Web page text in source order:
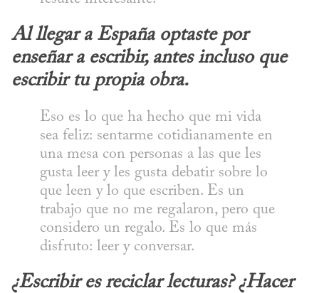
Al llegar a España optaste por
enseñar a escribir, antes incluso que
escribir tu propia obra.
Eso es lo que ha hecho que mi vida
sea feliz: sentarme cotidianamente en
una mesa con personas a las que les
gusta leer y les gusta debatir sobre lo
que leen y lo que escriben. Es un
trabajo que no me regalaron, pero que
considero un regalo. Es lo que más
disfruto: leer y conversar.
¿Escribir es reciclar lecturas? ¿Hacer